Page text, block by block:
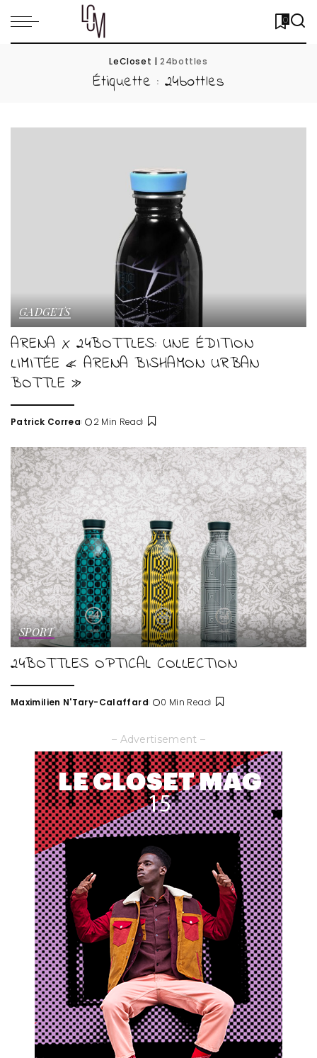
0
LeCloset |24bottles
Étiquette : 24bottles
GADGETS
ARENA X 24BOTTLES: UNE ÉDITION
LIMITÉE « ARENA BISHAMON URBAN
BOTTLE »
Posted
Patrick Correa 2 Min Read
SPORT
24BOTTLES OPTICAL COLLECTION
Posted
Maximilien N'Tary-Calaffard 0 Min Read
– Advertisement –